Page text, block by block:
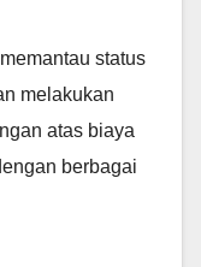
status
melakukan
atas biaya
berbagai